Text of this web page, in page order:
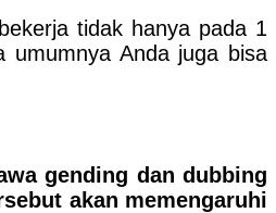
tidak hanya pada 1
umumnya Anda juga bisa
gending dan dubbing
akan memengaruhi